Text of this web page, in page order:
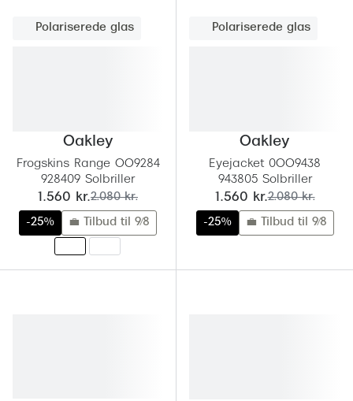
Polariserede glas
Oakley
Frogskins Range OO9284
928409 Solbriller
nu:
1.560 kr.før:
2.080 kr.
-25% 💼 Tilbud til 9/8
Polariserede glas
Oakley
Eyejacket 0OO9438
943805 Solbriller
nu:
1.560 kr.før:
2.080 kr.
-25% 💼 Tilbud til 9/8